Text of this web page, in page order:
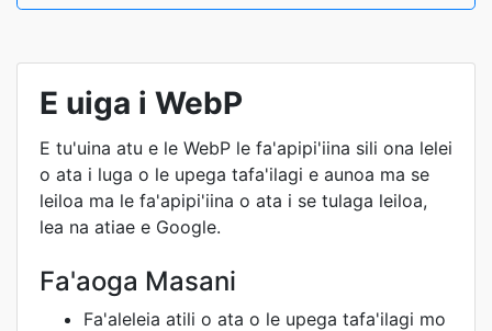
E uiga i WebP
E tu'uina atu e le WebP le fa'apipi'iina sili ona lelei
o ata i luga o le upega tafa'ilagi e aunoa ma se
leiloa ma le fa'apipi'iina o ata i se tulaga leiloa,
lea na atiae e Google.
Fa'aoga Masani
Fa'aleleia atili o ata o le upega tafa'ilagi mo